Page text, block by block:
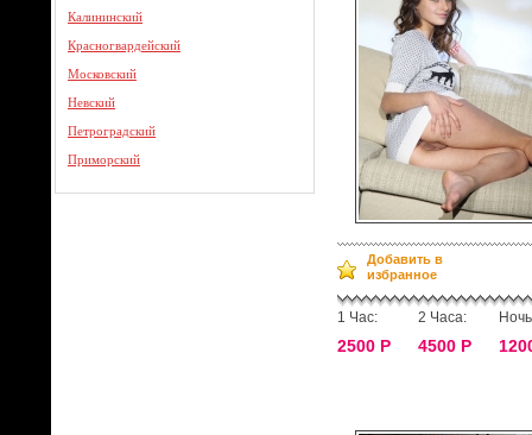
Калининский
Красногвардейский
Московский
Невский
Петроградский
Приморский
Добавить в
избранное
1 Час:
2500 Р
2 Часа:
4500 Р